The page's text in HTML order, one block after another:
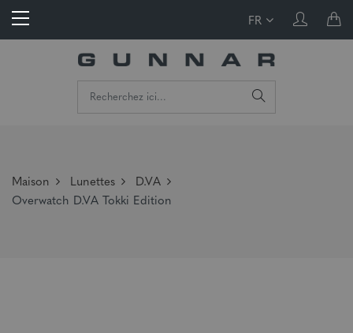
FR
Maison Lunettes
D.VA
Overwatch D.VA Tokki Edition